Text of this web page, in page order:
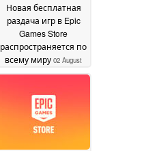
Новая бесплатная
раздача игр в Epic
Games Store
распространяется по
всему миру 02 August
2024